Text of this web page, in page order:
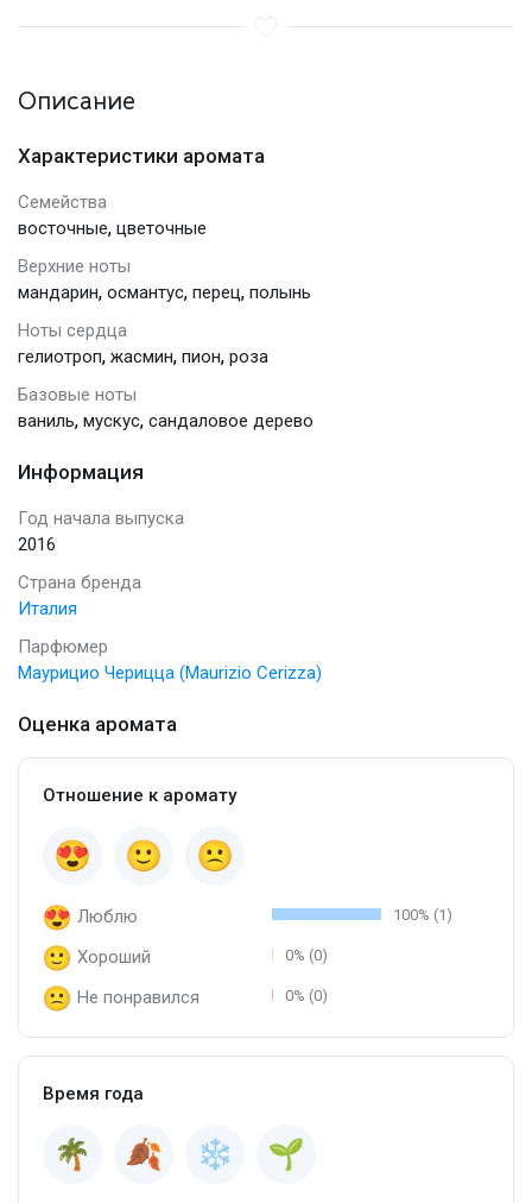
Описание
Характеристики аромата
Семейства
восточные, цветочные
Верхние ноты
мандарин, османтус, перец, полынь
Ноты сердца
гелиотроп, жасмин, пион, роза
Базовые ноты
ваниль, мускус, сандаловое дерево
Информация
Год начала выпуска
2016
Страна бренда
Италия
Парфюмер
Маурицио Черицца (Maurizio Cerizza)
Оценка аромата
Отношение к аромату
Люблю 100% (1)
Хороший 0% (0)
Не понравился 0% (0)
Время года